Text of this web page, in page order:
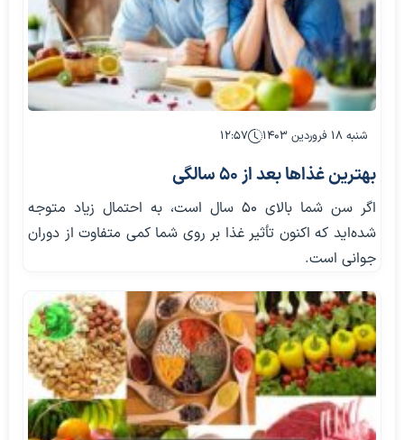
شنبه ۱۸ فروردین ۱۴۰۳ ۱۲:۵۷
بهترین غذاها بعد از ۵۰ سالگی
اگر سن شما بالای ۵۰ سال است، به احتمال زیاد متوجه
شده‌اید که اکنون تأثیر غذا بر روی شما کمی متفاوت از دوران
جوانی است.